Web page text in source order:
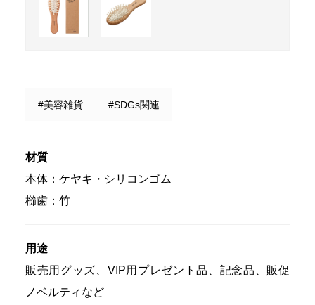
#美容雑貨 #SDGs関連
材質
本体：ケヤキ・シリコンゴム
櫛歯：竹
用途
販売用グッズ、VIP用プレゼント品、記念品、販促
ノベルティなど